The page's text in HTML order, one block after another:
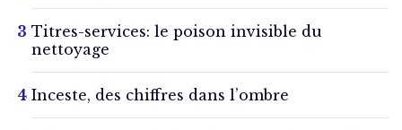
Titres-services: le poison invisible du
nettoyage
Inceste, des chiffres dans l’ombre